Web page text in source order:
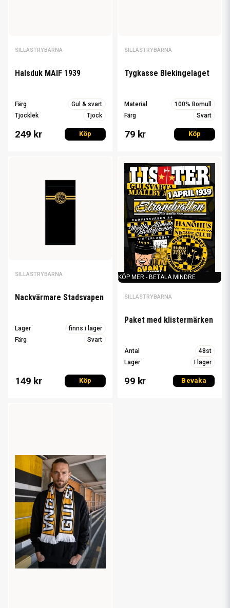
SILLASTRYBARNA
Halsduk MAIF 1939
Färg
Gul & svart
Tjocklek
Tjock
249 kr Köp
SILLASTRYBARNA
Tygkasse Blekingelaget
Material
100% Bomull
Färg
Svart
79 kr Köp
SILLASTRYBARNA
Nackvärmare Stadsvapen
Lager
finns i lager
Färg
Svart
149 kr Köp
KÖP MER - BETALA MINDRE
SILLASTRYBARNA
Paket med klistermärken
Antal
48st
Lager
I lager
99 kr Bevaka